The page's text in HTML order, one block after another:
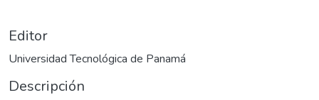
Editor
Universidad Tecnológica de Panamá
Descripción